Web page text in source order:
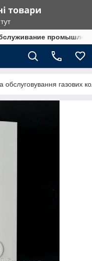
обслуговування газових